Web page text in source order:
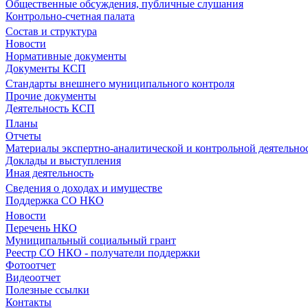
Общественные обсуждения, публичные слушания
Контрольно-счетная палата
Состав и структура
Новости
Нормативные документы
Документы КСП
Стандарты внешнего муниципального контроля
Прочие документы
Деятельность КСП
Планы
Отчеты
Материалы экспертно-аналитической и контрольной
Доклады и выступления
Иная деятельность
Сведения о доходах и имуществе
Поддержка СО НКО
Новости
Перечень НКО
Муниципальный социальный грант
Реестр СО НКО - получатели поддержки
Фотоотчет
Видеоотчет
Полезные ссылки
Контакты